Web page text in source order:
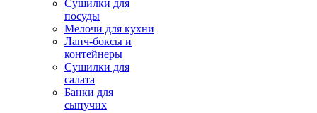
Сушилки для
посуды
Мелочи для кухни
Ланч-боксы и
контейнеры
Сушилки для
салата
Банки для
сыпучих